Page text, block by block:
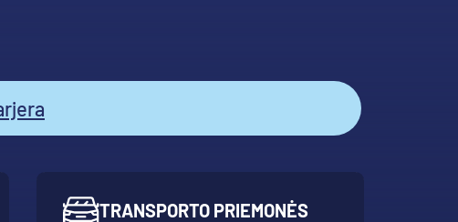
TRANSPORTO PRIEMONĖS